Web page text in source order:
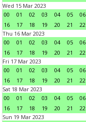
Wed 15 Mar 2023
00
01 02 03 04 05 06
16
17 18 19 20 21 22
Thu 16 Mar 2023
00
01 02 03 04 05 06
16
17 18 19 20 21 22
Fri 17 Mar 2023
00
01 02 03 04 05 06
16
17 18 19 20 21 22
Sat 18 Mar 2023
00
01 02 03 04 05 06
16
17 18 19 20 21 22
Sun 19 Mar 2023